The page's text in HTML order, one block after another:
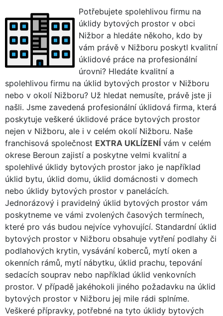
Potřebujete spolehlivou firmu na
úklidy bytových prostor v obci
Nižbor a hledáte někoho, kdo by
vám právě v Nižboru poskytl kvalitní
úklidové práce na profesionální
úrovni? Hledáte kvalitní a
spolehlivou firmu na úklid bytových prostor v Nižboru
nebo v okolí Nižboru? Už hledat nemusíte, právě jste ji
našli. Jsme zavedená profesionální úklidová firma, která
poskytuje veškeré úklidové práce bytových prostor
nejen v Nižboru, ale i v celém okolí Nižboru. Naše
franchisová společnost EXTRA UKLÍZENÍ vám v celém
okrese Beroun zajistí a poskytne velmi kvalitní a
spolehlivé úklidy bytových prostor jako je například
úklid bytu, úklid domu, úklid domácnosti v domech
nebo úklidy bytových prostor v panelácích.
Jednorázový i pravidelný úklid bytových prostor vám
poskytneme ve vámi zvolených časových termínech,
které pro vás budou nejvíce vyhovující. Standardní úklid
bytových prostor v Nižboru obsahuje vytření podlahy či
podlahových krytin, vysávání koberců, mytí oken a
okenních rámů, mytí nábytku, úklid prachu, tepování
sedacích souprav nebo například úklid venkovních
prostor. V případě jakéhokoli jiného požadavku na úklid
bytových prostor v Nižboru jej mile rádi splníme.
Veškeré přípravky, potřebné na tyto úklidy bytových